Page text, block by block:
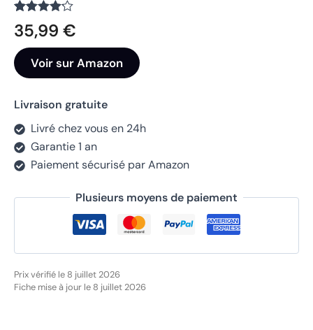
Noté
4.1
sur 5
sur
103
notations
client
35,99 €
Voir sur Amazon
Livraison gratuite
Livré chez vous en 24h
Garantie 1 an
Paiement sécurisé par Amazon
Plusieurs moyens de paiement
Prix vérifié le 8 juillet 2026
Fiche mise à jour le 8 juillet 2026